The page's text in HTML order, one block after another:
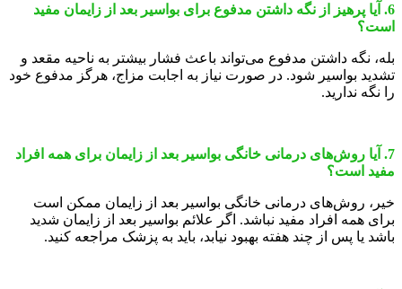
6. آیا پرهیز از نگه داشتن مدفوع برای بواسیر بعد از زایمان مفید
است؟
بله، نگه داشتن مدفوع می‌تواند باعث فشار بیشتر به ناحیه مقعد و
تشدید بواسیر شود. در صورت نیاز به اجابت مزاج، هرگز مدفوع خود
را نگه ندارید.
7. آیا روش‌های درمانی خانگی بواسیر بعد از زایمان برای همه افراد
مفید است؟
خیر، روش‌های درمانی خانگی بواسیر بعد از زایمان ممکن است
برای همه افراد مفید نباشد. اگر علائم بواسیر بعد از زایمان شدید
باشد یا پس از چند هفته بهبود نیابد، باید به پزشک مراجعه کنید.